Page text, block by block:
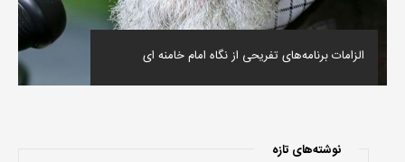
الزامات برنامه‌های تفریحی از نگاه امام خامنه ای
نوشته‌های تازه